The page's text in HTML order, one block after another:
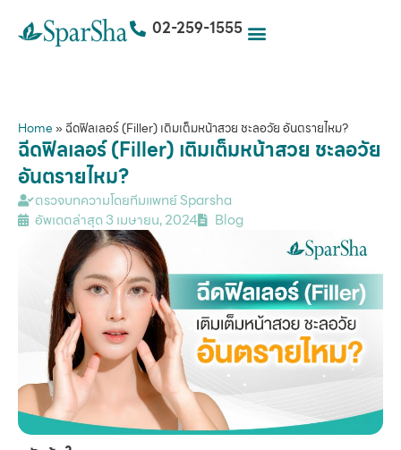
02-259-1555
Home»ฉีดฟิลเลอร์ (Filler) เติมเต็มหน้าสวย ชะลอวัย อันตรายไหม?
ฉีดฟิลเลอร์ (Filler) เติมเต็มหน้าสวย ชะลอวัย
อันตรายไหม?
ตรวจบทความโดยทีมแพทย์ Sparsha
อัพเดตล่าสุด 3 เมษายน, 2024 Blog